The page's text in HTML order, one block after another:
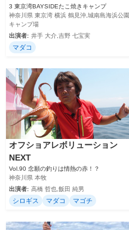
3 東京湾BAYSIDEたこ焼きキャンプ
神奈川県 東京湾 横浜 鶴見沖,城南島海浜公園
キャンプ場
出演者: 井手 大介,吉野 七宝実
マダコ
オフショアレボリューション
NEXT
Vol.90 念願の釣りは情熱の赤！？
神奈川県 本牧
出演者: 高橋 哲也,飯田 純男
シロギス マダコ マゴチ